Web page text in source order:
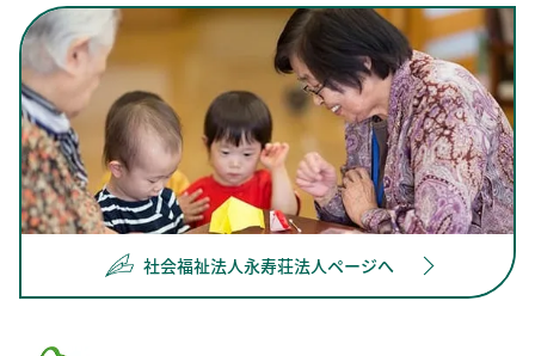
社会福祉法人永寿荘法人ページへ